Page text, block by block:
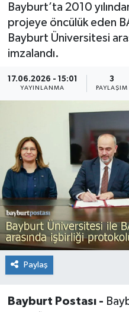
Bayburt’ta 2010
projeye öncülük eden
Bayburt Üniversitesi
imzalandı.
17.06.2026 - 15:01
YAYINLANMA
3
PAYLAŞIM
Paylaş
Bayburt Postası -
Son Dakika
Haber Arşivi